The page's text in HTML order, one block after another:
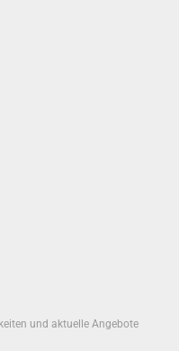
und aktuelle Angebote